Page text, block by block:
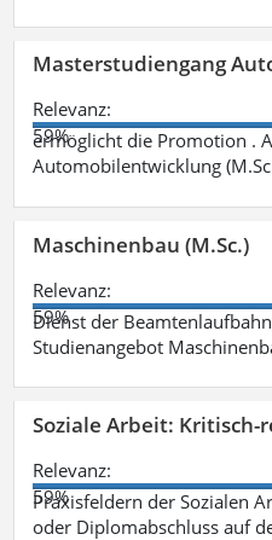
Masterstudiengang
Relevanz:
59%
ermöglicht die Promotion .
Automobilentwicklung
Maschinenbau (M.Sc.)
Relevanz:
59%
Dienst der
Studienangebot
Soziale Arbeit: Kritisch-
Relevanz:
59%
Praxisfeldern der Sozialen
oder Diplomabschluss auf